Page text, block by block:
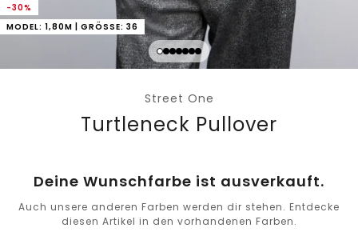
-30%
MODEL: 1,80M | GRÖSSE: 36
Street One
Turtleneck Pullover
Deine Wunschfarbe ist ausverkauft.
Auch unsere anderen Farben werden dir stehen. Entdecke
diesen Artikel in den vorhandenen Farben.